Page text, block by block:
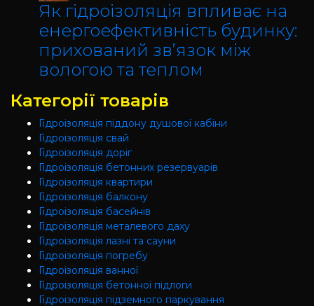
Як гідроізоляція впливає на
енергоефективність будинку:
прихований зв’язок між
вологою та теплом
Категорії товарів
Гідроізоляція піддону душової кабіни
Гідроізоляція свай
Гідроізоляція доріг
Гідроізоляція бетонних резервуарів
Гідроізоляція квартири
Гідроізоляція балкону
Гідроізоляція басейнів
Гідроізоляція металевого даху
Гідроізоляція лазні та сауни
Гідроізоляція погребу
Гідроізоляція ванної
Гідроізоляція бетонної підлоги
Гідроізоляція підземного паркування